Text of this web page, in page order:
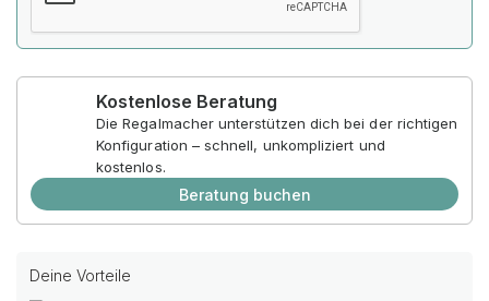
Kostenlose Beratung
Die Regalmacher unterstützen dich bei der richtigen
Konfiguration – schnell, unkompliziert und
kostenlos.
Beratung buchen
Deine Vorteile